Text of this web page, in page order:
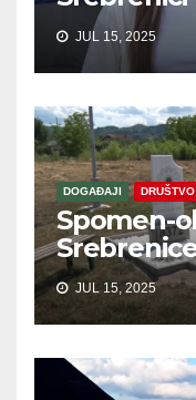
JUL 15, 2025
DOGAĐAJI DRUŠTVO
Spomen-
JUL 15, 2025